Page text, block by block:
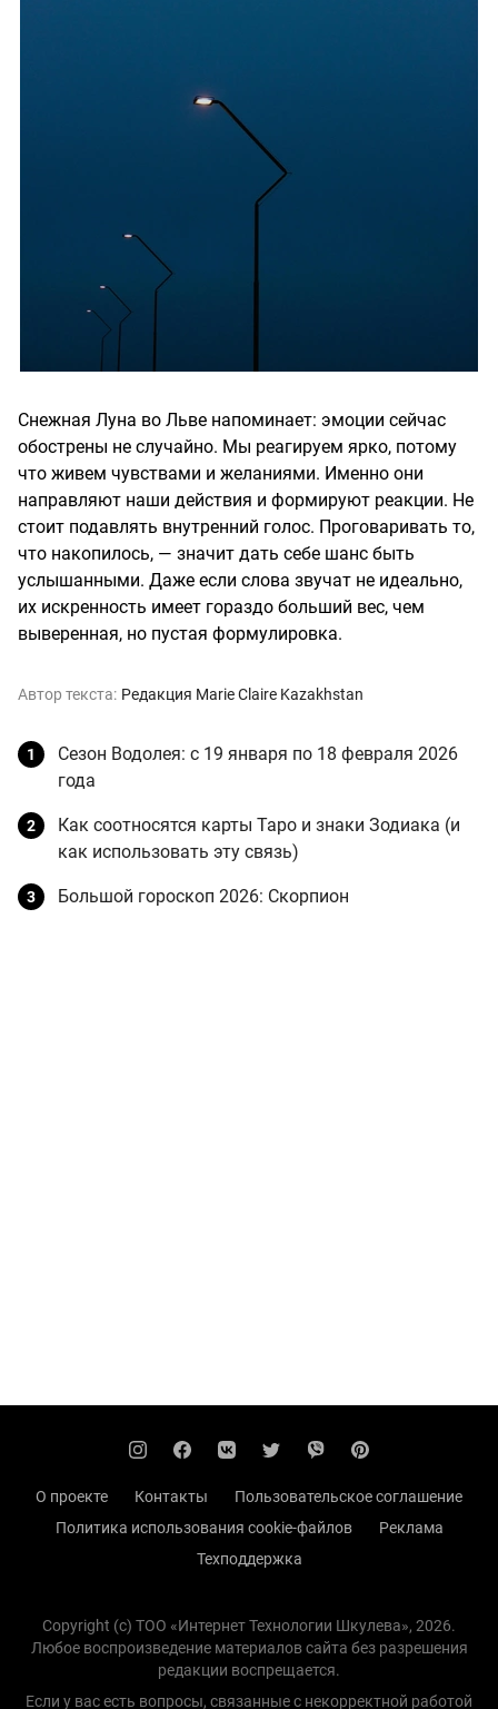
Снежная Луна во Льве напоминает: эмоции сейчас
обострены не случайно. Мы реагируем ярко, потому
что живем чувствами и желаниями. Именно они
направляют наши действия и формируют реакции. Не
стоит подавлять внутренний голос. Проговаривать то,
что накопилось, — значит дать себе шанс быть
услышанными. Даже если слова звучат не идеально,
их искренность имеет гораздо больший вес, чем
выверенная, но пустая формулировка.
Автор текста: Редакция Marie Claire Kazakhstan
Сезон Водолея: с 19 января по 18 февраля 2026
года
Как соотносятся карты Таро и знаки Зодиака (и
как использовать эту связь)
Большой гороскоп 2026: Скорпион
О проекте Контакты
Пользовательское соглашение
Политика использования cookie-файлов
Реклама
Техподдержка
Copyright (с) TOO «Интернет Технологии Шкулева», 2026.
Любое воспроизведение материалов сайта без разрешения
редакции воспрещается.
Если у вас есть вопросы, связанные с некорректной работой